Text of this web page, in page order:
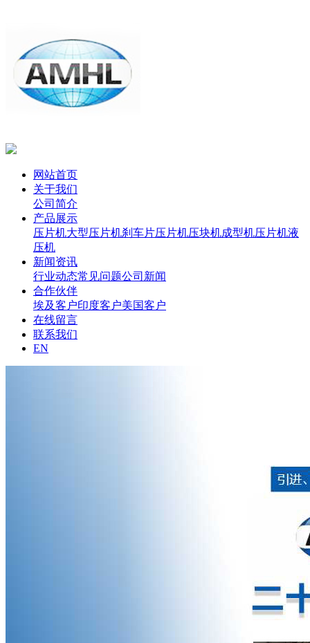
网站首页
关于我们
公司简介
产品展示
压片机大型压片机刹车片压片机压块机成型机压片机液
压机
新闻资讯
行业动态常见问题公司新闻
合作伙伴
埃及客户印度客户美国客户
在线留言
联系我们
EN